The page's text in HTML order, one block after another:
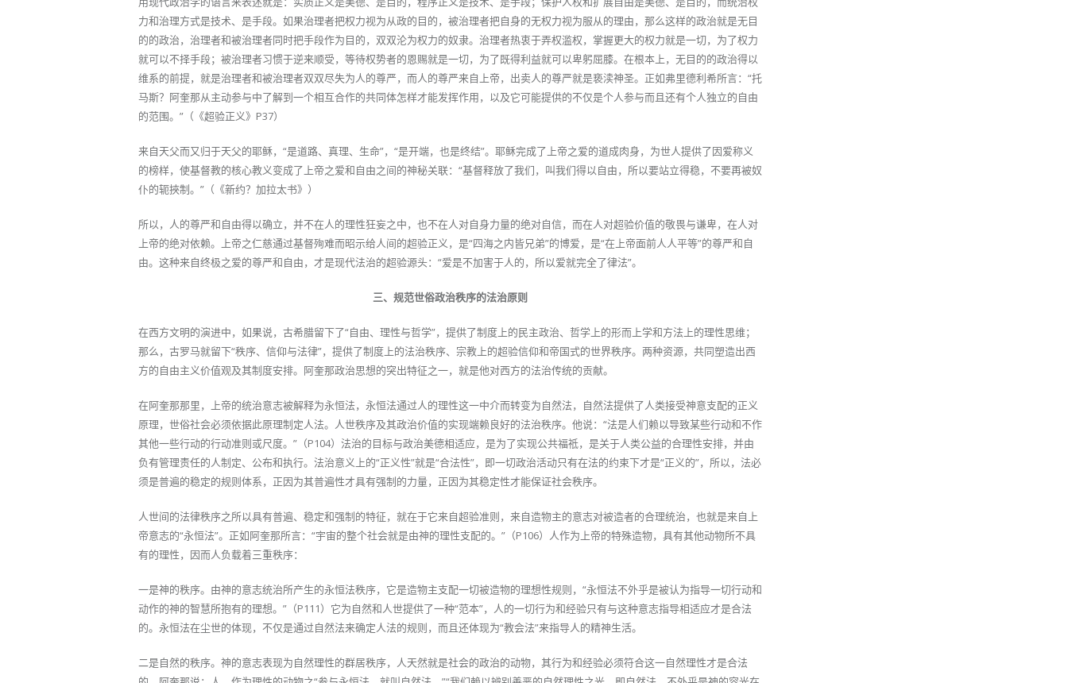
力和治理方式是技术、是手段。如果治理者把权力视为从政的目的，被治理者把自身的无权力视为服从的理由，那么这样的政治就是无目
的的政治，治理者和被治理者同时把手段作为目的，双双沦为权力的奴隶。治理者热衷于弄权滥权，掌握更大的权力就是一切，为了权力
就可以不择手段；被治理者习惯于逆来顺受，等待权势者的恩赐就是一切，为了既得利益就可以卑躬屈膝。在根本上，无目的的政治得以
维系的前提，就是治理者和被治理者双双尽失为人的尊严，而人的尊严来自上帝，出卖人的尊严就是亵渎神圣。正如弗里德利希所言：“托
马斯？阿奎那从主动参与中了解到一个相互合作的共同体怎样才能发挥作用，以及它可能提供的不仅是个人参与而且还有个人独立的自由
的范围。”（《超验正义》P37）
来自天父而又归于天父的耶稣，“是道路、真理、生命”，“是开端，也是终结”。耶稣完成了上帝之爱的道成肉身，为世人提供了因爱称义
的榜样，使基督教的核心教义变成了上帝之爱和自由之间的神秘关联：“基督释放了我们，叫我们得以自由，所以要站立得稳，不要再被奴
仆的轭挾制。”（《新约？加拉太书》）
所以，人的尊严和自由得以确立，并不在人的理性狂妄之中，也不在人对自身力量的绝对自信，而在人对超验价值的敬畏与谦卑，在人对
上帝的绝对依赖。上帝之仁慈通过基督殉难而昭示给人间的超验正义，是“四海之内皆兄弟”的博爱，是“在上帝面前人人平等”的尊严和自
由。这种来自终极之爱的尊严和自由，才是现代法治的超验源头：“爱是不加害于人的，所以爱就完全了律法”。
三、规范世俗政治秩序的法治原则
在西方文明的演进中，如果说，古希腊留下了“自由、理性与哲学”，提供了制度上的民主政治、哲学上的形而上学和方法上的理性思维；
那么，古罗马就留下“秩序、信仰与法律”，提供了制度上的法治秩序、宗教上的超验信仰和帝国式的世界秩序。两种资源，共同塑造出西
方的自由主义价值观及其制度安排。阿奎那政治思想的突出特征之一，就是他对西方的法治传统的贡献。
在阿奎那那里，上帝的统治意志被解释为永恒法，永恒法通过人的理性这一中介而转变为自然法，自然法提供了人类接受神意支配的正义
原理，世俗社会必须依据此原理制定人法。人世秩序及其政治价值的实现端赖良好的法治秩序。他说：“法是人们赖以导致某些行动和不作
其他一些行动的行动准则或尺度。”（P104）法治的目标与政治美德相适应，是为了实现公共福祗，是关于人类公益的合理性安排，并由
负有管理责任的人制定、公布和执行。法治意义上的“正义性”就是“合法性”，即一切政治活动只有在法的约束下才是“正义的”，所以，法必
须是普遍的稳定的规则体系，正因为其普遍性才具有强制的力量，正因为其稳定性才能保证社会秩序。
人世间的法律秩序之所以具有普遍、稳定和强制的特征，就在于它来自超验准则，来自造物主的意志对被造者的合理统治，也就是来自上
帝意志的“永恒法”。正如阿奎那所言：“宇宙的整个社会就是由神的理性支配的。”（P106）人作为上帝的特殊造物，具有其他动物所不具
有的理性，因而人负载着三重秩序：
一是神的秩序。由神的意志统治所产生的永恒法秩序，它是造物主支配一切被造物的理想性规则，“永恒法不外乎是被认为指导一切行动和
动作的神的智慧所抱有的理想。”（P111）它为自然和人世提供了一种“范本”，人的一切行为和经验只有与这种意志指导相适应才是合法
的。永恒法在尘世的体现，不仅是通过自然法来确定人法的规则，而且还体现为“教会法”来指导人的精神生活。
二是自然的秩序。神的意志表现为自然理性的群居秩序，人天然就是社会的政治的动物，其行为和经验必须符合这一自然理性才是合法